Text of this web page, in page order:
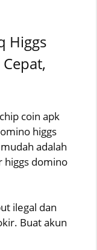
Higgs
coin apk
higgs
adalah
higgs domino
ilegal dan
Buat akun